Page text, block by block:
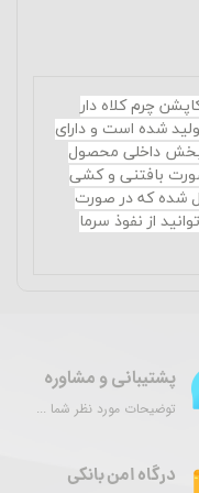
چرم کلاه دار
شده است و دارای
بخش داخلی محصول
بافتنی و کشی
شده که در صورت
از نفوذ سرما
درگاه امن بانکی
پشتیبانی و مشاوره
توضیحات مورد نظر شما ...